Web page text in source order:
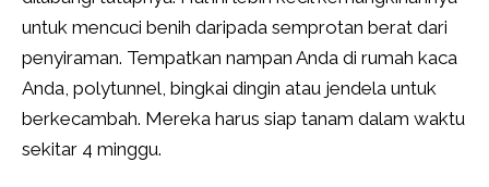
untuk mencuci benih daripada semprotan berat dari
penyiraman. Tempatkan nampan Anda di rumah kaca
Anda, polytunnel, bingkai dingin atau jendela untuk
berkecambah. Mereka harus siap tanam dalam waktu
sekitar 4 minggu.